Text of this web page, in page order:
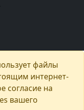
файлы
интернет-
согласие на
вашего